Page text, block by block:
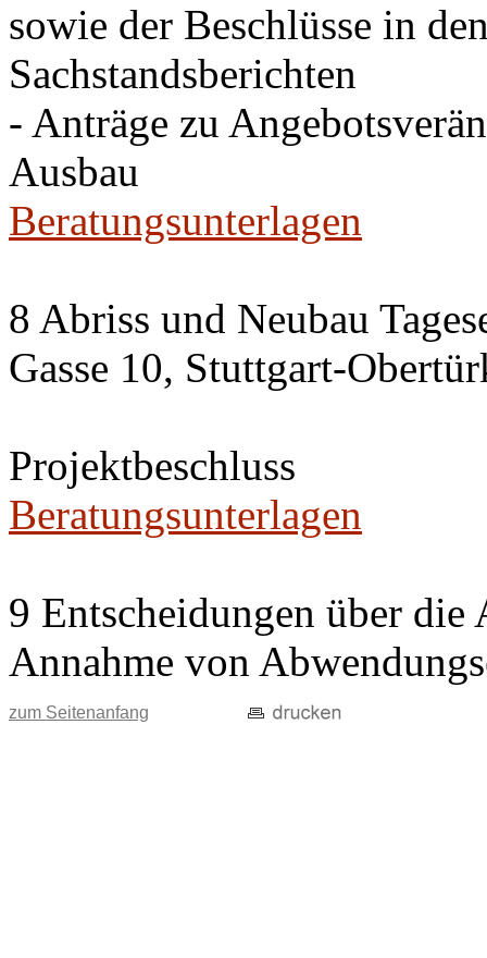
sowie der Beschlüsse in
Sachstandsberichten
- Anträge zu
Ausbau
Beratungsunterlagen
8 Abriss und Neubau
Gasse 10, Stuttgart-
Projektbeschluss
Beratungsunterlagen
9 Entscheidungen über
Annahme von
zum Seitenanfang